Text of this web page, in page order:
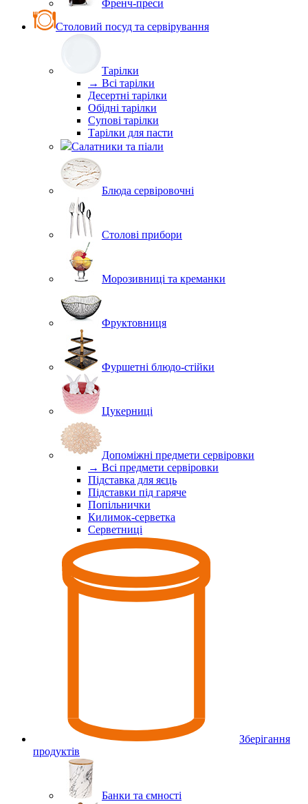
Френч-преси
Столовий посуд та сервірування
Тарілки
→ Всі тарілки
Десертні тарілки
Обідні тарілки
Супові тарілки
Тарілки для пасти
Салатники та піали
Блюда сервіровочні
Столові прибори
Морозивниці та креманки
Фруктовниця
Фуршетні блюдо-стійки
Цукерниці
Допоміжні предмети сервіровки
→ Всі предмети сервіровки
Підставка для яєць
Підставки під гаряче
Попільнички
Килимок-серветка
Серветниці
Зберігання
продуктів
Банки та ємності